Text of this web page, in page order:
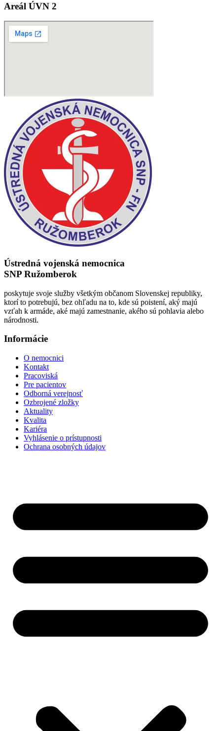
Areál ÚVN 2
Ústredná vojenská nemocnica
SNP Ružomberok
poskytuje svoje služby všetkým občanom Slovenskej republiky,
ktorí to potrebujú, bez ohľadu na to, kde sú poistení, aký majú
vzťah k armáde, aké majú zamestnanie, akého sú pohlavia alebo
národnosti.
Informácie
O nemocnici
Kontakt
Pracoviská
Pre pacientov
Odborná verejnosť
Ozbrojené zložky
Aktuality
Kvalita
Kariéra
Vyhlásenie o prístupnosti
Ochrana osobných údajov